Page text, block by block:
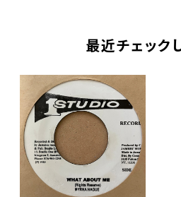
最近チェック